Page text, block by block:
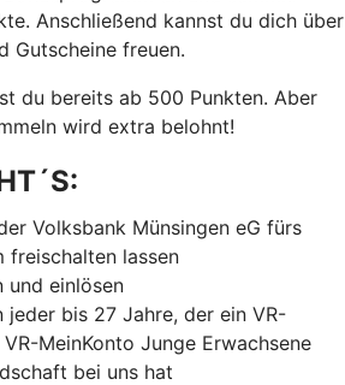
Anschließend kannst du dich über
Gutscheine freuen.
du bereits ab 500 Punkten. Aber
wird extra belohnt!
Volksbank Münsingen eG fürs
freischalten lassen
und einlösen
jeder bis 27 Jahre, der ein VR-
MeinKonto Junge Erwachsene
bei uns hat